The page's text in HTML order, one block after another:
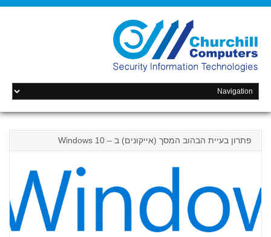
פתרון בעיית הבהוב המסך (אייקונים) ב – Windows 10